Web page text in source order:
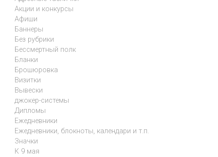
Акции и конкурсы
Афиши
Баннеры
Без рубрики
Бессмертный полк
Бланки
Брошюровка
Визитки
Вывески
джокер-системы
Дипломы
Ежедневники
Ежедневники, блокноты, календари и т.п.
Значки
К 9 мая